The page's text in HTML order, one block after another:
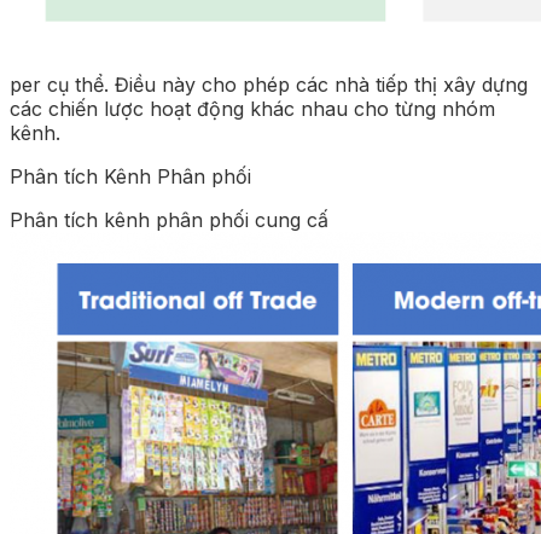
per cụ thể. Điều này cho phép các nhà tiếp thị xây dựng
các chiến lược hoạt động khác nhau cho từng nhóm
kênh.
Phân tích Kênh Phân phối
Phân tích kênh phân phối cung cấ